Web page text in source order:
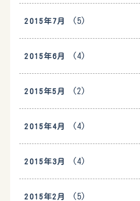
2015年7月 (5)
2015年6月 (4)
2015年5月 (2)
2015年4月 (4)
2015年3月 (4)
2015年2月 (5)